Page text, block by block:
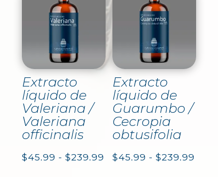
desde
$45.99
$239.99
Extracto
líquido de
Valeriana /
Valeriana
officinalis
$45.99 - $239.99 Rango
Extracto
líquido de
Guarumbo /
Cecropia
obtusifolia
$45.99 - $239.99